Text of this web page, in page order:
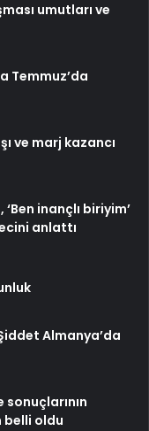
umutları ve
Temmuz’da
ve marj kazancı
inançlı biriyim’
anlattı
Almanya’da
sonuçlarının
belli oldu